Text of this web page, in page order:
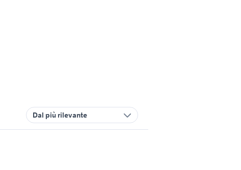
Dal più rilevante